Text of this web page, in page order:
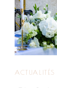
ACTUALITÉS